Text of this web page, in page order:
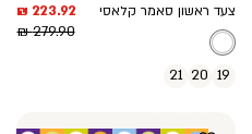
צעד ראשון סאמר קלאסי
מחיר
מוצר
223.92 ₪
מחיר
279.90 ₪
19
20
21